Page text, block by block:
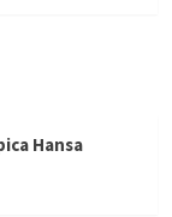
Hansa